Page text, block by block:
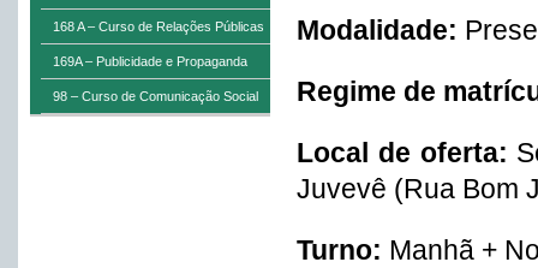
168 A – Curso de Relações Públicas
169A – Publicidade e Propaganda
98 – Curso de Comunicação Social
Modalidade:
Regime de
Local de oferta:
Juvevê (Rua Bom
Turno: Manhã +